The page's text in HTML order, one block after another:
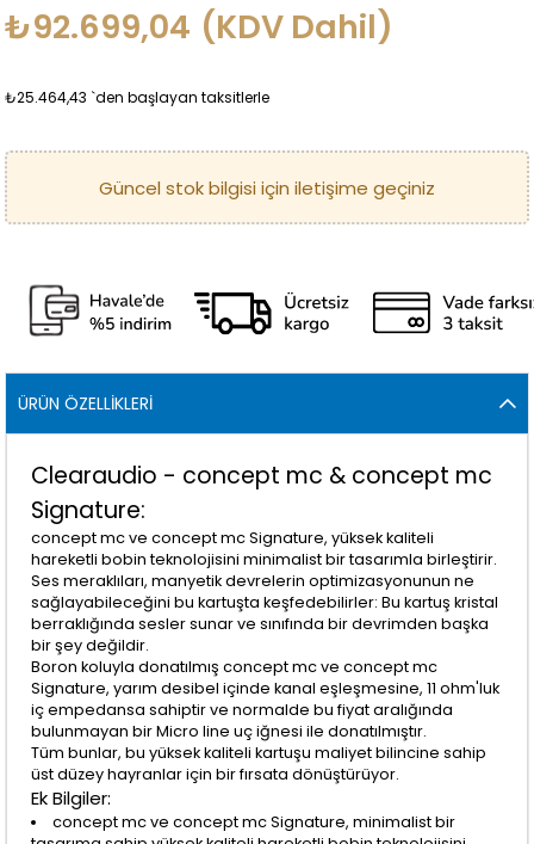
₺92.699,04 (KDV Dahil)
₺25.464,43 `den başlayan taksitlerle
ÜRÜN ÖZELLIKLERI
Clearaudio - concept mc & concept mc
Signature:
concept mc ve concept mc Signature, yüksek kaliteli
hareketli bobin teknolojisini minimalist bir tasarımla birleştirir.
Ses meraklıları, manyetik devrelerin optimizasyonunun ne
sağlayabileceğini bu kartuşta keşfedebilirler: Bu kartuş kristal
berraklığında sesler sunar ve sınıfında bir devrimden başka
bir şey değildir.
Boron koluyla donatılmış concept mc ve concept mc
Signature, yarım desibel içinde kanal eşleşmesine, 11 ohm'luk
iç empedansa sahiptir ve normalde bu fiyat aralığında
bulunmayan bir Micro line uç iğnesi ile donatılmıştır.
Tüm bunlar, bu yüksek kaliteli kartuşu maliyet bilincine sahip
üst düzey hayranlar için bir fırsata dönüştürüyor.
Ek Bilgiler:
concept mc ve concept mc Signature, minimalist bir